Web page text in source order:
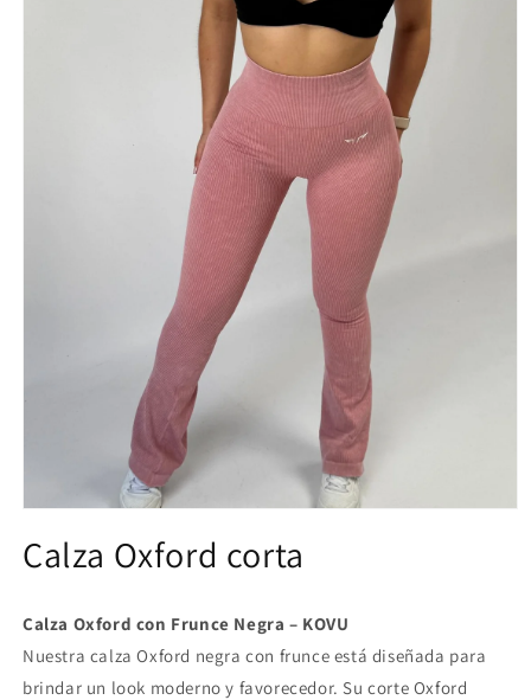
elemento
multimedia
una
ventana
modal
Calza Oxford corta
Calza Oxford con Frunce Negra – KOVU
Nuestra calza Oxford negra con frunce está diseñada para
brindar un look moderno y favorecedor. Su corte Oxford